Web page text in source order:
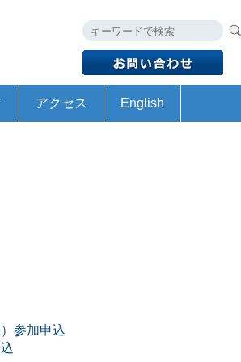
アクセス English
参加申込